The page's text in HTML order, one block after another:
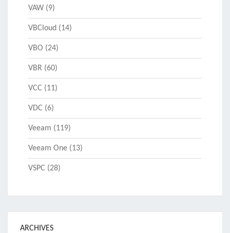
VAW (9)
VBCloud (14)
VBO (24)
VBR (60)
VCC (11)
VDC (6)
Veeam (119)
Veeam One (13)
VSPC (28)
ARCHIVES